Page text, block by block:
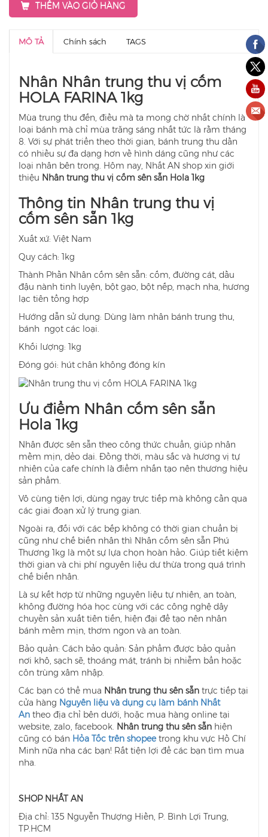
THÊM VÀO GIỎ HÀNG
MÔ TẢ Chính sách TAGS
Nhân Nhân trung thu vị cốm
HOLA FARINA 1kg
Mùa trung thu đến, điều mà ta mong chờ nhất chính là
loại bánh mà chỉ mùa trăng sáng nhất tức là rằm tháng
8. Với sự phát triển theo thời gian, bánh trung thu dần
có nhiều sự đa dạng hơn về hình dáng cũng như các
loại nhân bên trong. Hôm nay, Nhất AN shop xin giới
thiệu Nhân trung thu vị cốm sên sẵn Hola 1kg
Thông tin Nhân trung thu vị
cốm sên sẵn 1kg
Xuất xứ: Việt Nam
Quy cách: 1kg
Thành Phần Nhân cốm sên sẵn: cốm, đường cát, dầu
đậu nành tinh luyện, bột gạo, bột nếp, mạch nha, hương
lạc tiên tổng hợp
Hướng dẫn sử dụng: Dùng làm nhân bánh trung thu,
bánh ngọt các loại.
Khối lượng: 1kg
Đóng gói: hút chân không đóng kín
Ưu điểm Nhân cốm sên sẵn
Hola 1kg
Nhân được sên sẫn theo công thức chuẩn, giúp nhân
mềm mịn, dẻo dai. Đồng thời, màu sắc và hương vị tự
nhiên của cafe chính là điểm nhấn tạo nên thương hiệu
sản phẩm.
Vô cùng tiện lợi, dùng ngay trực tiếp mà không cần qua
các giai đoạn xử lý trung gian.
Ngoài ra, đối với các bếp không có thời gian chuẩn bị
cũng như chế biến nhân thì Nhân cốm sên sẵn Phú
Thương 1kg là một sự lựa chọn hoàn hảo. Giúp tiết kiệm
thời gian và chi phí nguyên liệu dư thừa trong quá trình
chế biến nhân.
Là sự kết hợp từ những nguyên liệu tự nhiên, an toàn,
không đường hóa học cùng với các công nghệ dây
chuyền sản xuất tiên tiến, hiện đại để tạo nên nhân
bánh mềm mịn, thơm ngon và an toàn.
Bảo quản: Cách bảo quản: Sản phẩm được bảo quản
nơi khô, sạch sẽ, thoáng mát, tránh bị nhiễm bẩn hoặc
côn trùng xâm nhập.
Các bạn có thể mua Nhân trung thu sên sẵn trực tiếp tại
cửa hàng Nguyên liệu và dụng cụ làm bánh Nhất
An theo địa chỉ bên dưới, hoặc mua hàng online tại
website, zalo, facebook. Nhân trung thu sên sẵn hiện
cũng có bán Hỏa Tốc trên shopeetrong khu vực Hồ Chí
Minh nữa nha các bạn! Rất tiện lợi để các bạn tìm mua
nha.
SHOP NHẤT AN
Địa chỉ: 135 Nguyễn Thượng Hiền, P. Bình Lợi Trung,
TP.HCM